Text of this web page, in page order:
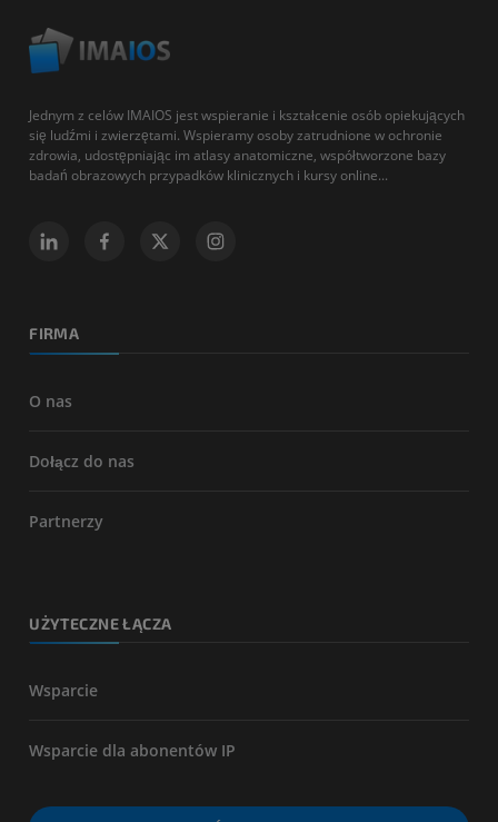
Jednym z celów IMAIOS jest wspieranie i kształcenie osób opiekujących
się ludźmi i zwierzętami. Wspieramy osoby zatrudnione w ochronie
zdrowia, udostępniając im atlasy anatomiczne, współtworzone bazy
badań obrazowych przypadków klinicznych i kursy online...
FIRMA
O nas
Dołącz do nas
Partnerzy
UŻYTECZNE ŁĄCZA
Wsparcie
Wsparcie dla abonentów IP